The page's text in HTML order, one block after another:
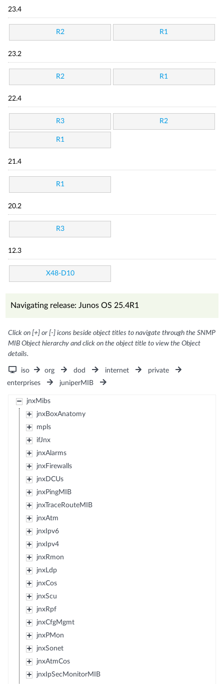
23.4
R2 R1
23.2
R2 R1
22.4
R3 R2
R1
21.4
R1
20.2
R3
12.3
X48-D10
Navigating release: Junos OS 25.4R1
Click on [+] or [-] icons beside object titles to navigate through the SNMP
MIB Object hierarchy and click on the object title to view the Object
details.
iso org dod internet
private
enterprises
juniperMIB
jnxMibs
jnxBoxAnatomy
mpls
ifJnx
jnxAlarms
jnxFirewalls
jnxDCUs
jnxPingMIB
jnxTraceRouteMIB
jnxAtm
jnxIpv6
jnxIpv4
jnxRmon
jnxLdp
jnxCos
jnxScu
jnxRpf
jnxCfgMgmt
jnxPMon
jnxSonet
jnxAtmCos
jnxIpSecMonitorMIB